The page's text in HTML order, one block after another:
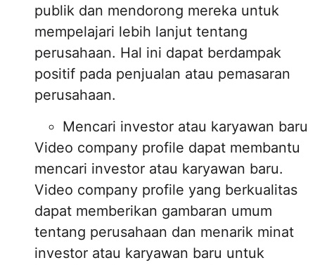
publik dan mendorong mereka untuk
mempelajari lebih lanjut tentang
perusahaan. Hal ini dapat berdampak
positif pada penjualan atau pemasaran
perusahaan.
Mencari investor atau karyawan baru
Video company profile dapat membantu
mencari investor atau karyawan baru.
Video company profile yang berkualitas
dapat memberikan gambaran umum
tentang perusahaan dan menarik minat
investor atau karyawan baru untuk